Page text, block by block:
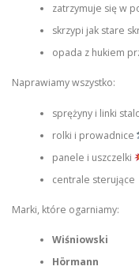
zatrzymuje się w
skrzypi jak stare
opada z hukiem
Naprawiamy wszystko:
sprężyny i linki
rolki i prowadnice
panele i uszczelki
centrale sterujące
Marki, które ogarniamy:
Wiśniowski
Hörmann